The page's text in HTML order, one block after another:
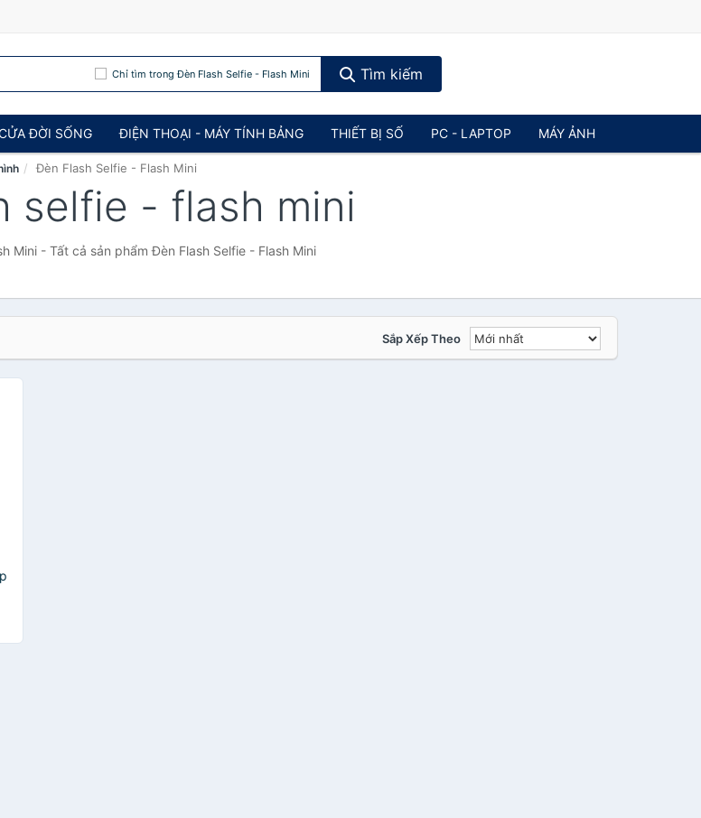
Chỉ tìm trong Đèn Flash Selfie - Flash Mini Tìm kiếm
ĐỜI SỐNG ĐIỆN THOẠI - MÁY TÍNH BẢNG THIẾT BỊ SỐ PC - LAPTOP MÁY ẢNH
Đèn Flash Selfie - Flash Mini
selfie - flash mini
Mini - Tất cả sản phẩm Đèn Flash Selfie - Flash Mini
Sắp Xếp Theo